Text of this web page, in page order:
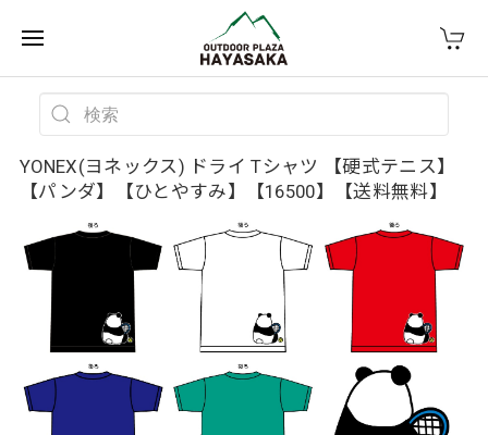
YONEX(ヨネックス) ドライ Tシャツ 【硬式テニス】
【パンダ】【ひとやすみ】【16500】【送料無料】